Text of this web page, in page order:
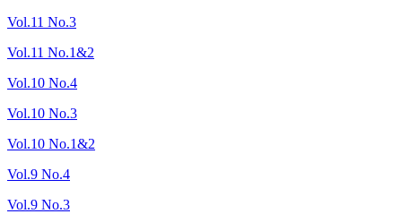
Vol.11 No.3
Vol.11 No.1&2
Vol.10 No.4
Vol.10 No.3
Vol.10 No.1&2
Vol.9 No.4
Vol.9 No.3